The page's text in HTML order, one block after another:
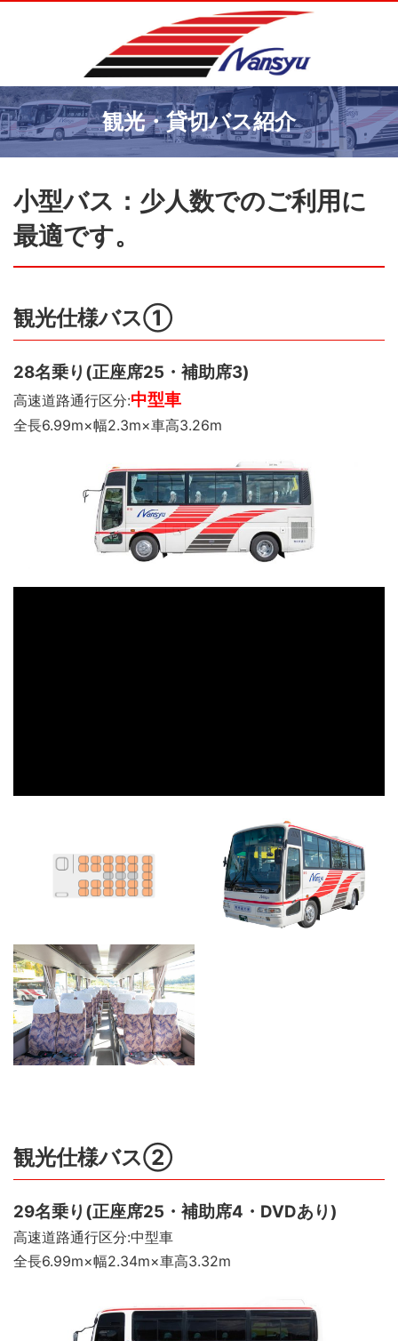
観光・貸切バス紹介
小型バス：少人数でのご利用に
最適です。
観光仕様バス①
28名乗り(正座席25・補助席3)
高速道路通行区分:中型車
全長6.99m×幅2.3m×車高3.26m
観光仕様バス②
29名乗り(正座席25・補助席4・DVDあり)
高速道路通行区分:中型車
全長6.99m×幅2.34m×車高3.32m